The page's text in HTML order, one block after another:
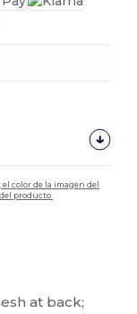
color de la imagen del
producto.
at back;